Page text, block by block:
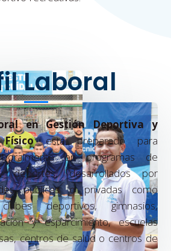
Laboral
en Gestión Deportiva y
Físicoestá preparado para
en programas de
deportes, desarrollados por
públicas o privadas como
clubes deportivos, gimnasios,
y esparcimiento, escuelas
centros de salud o centros de